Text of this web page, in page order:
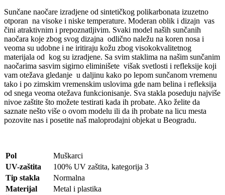
Sunčane naočare izradjene od sintetičkog polikarbonata izuzetno
otporan na visoke i niske temperature. Moderan oblik i dizajn vas
čini atraktivnim i prepoznatljivim. Svaki model naših sunčanih
naočara koje zbog svog dizajna odlično naležu na koren nosa i
veoma su udobne i ne iritiraju kožu zbog visokokvalitetnog
materijala od kog su izradjene. Sa svim staklima na našim sunčanim
naočarima sasvim sigirno eliminišete višak svetlosti i refleksije koji
vam otežava gledanje u daljinu kako po lepom sunčanom vremenu
tako i po zimskim vremenskim uslovima gde nam belina i refleksija
od snega veoma otežava funkcionisanje. Sva stakla poseduju najviše
nivoe zaštite što možete testirati kada ih probate. Ako želite da
saznate nešto više o ovom modelu ili da ih probate na licu mesta
pozovite nas i posetite naš maloprodajni objekat u Beogradu.
Pol
Muškarci
UV-zaštita
100% UV zaštita, kategorija 3
Tip stakla
Normalna
Materijal
Metal i plastika